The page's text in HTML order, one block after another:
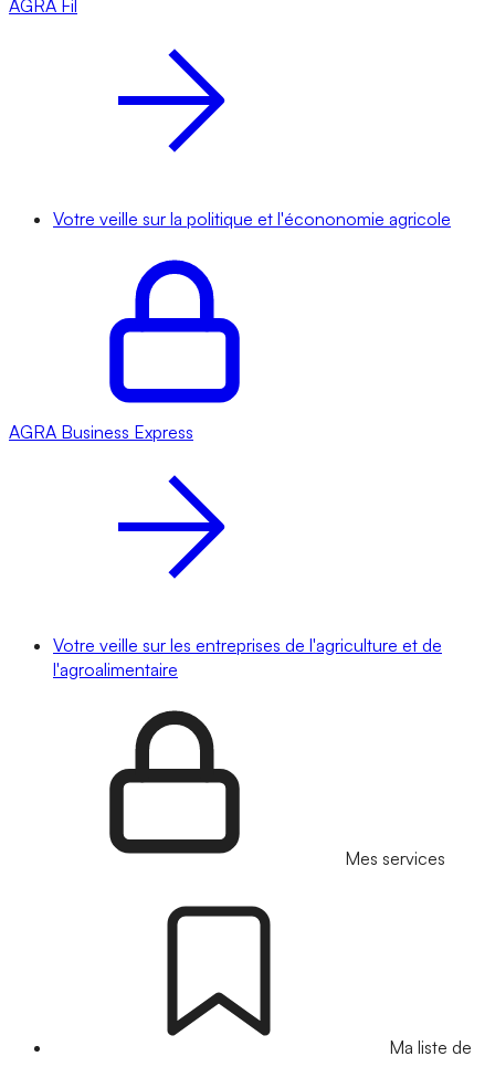
AGRA Fil
Votre veille sur la politique et l'écononomie agricole
AGRA Business Express
Votre veille sur les entreprises de l'agriculture et de
l'agroalimentaire
Mes services
Ma liste de